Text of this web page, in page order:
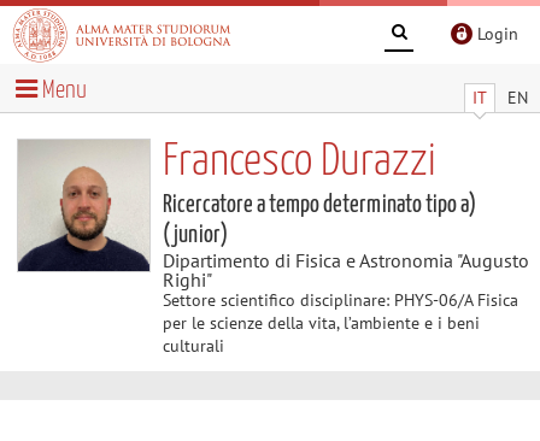
Login
IT EN
Menu
Francesco Durazzi
Ricercatore a tempo determinato tipo a)
(junior)
Dipartimento di Fisica e Astronomia "Augusto
Righi"
Settore scientifico disciplinare: PHYS-06/A Fisica
per le scienze della vita, l’ambiente e i beni
culturali